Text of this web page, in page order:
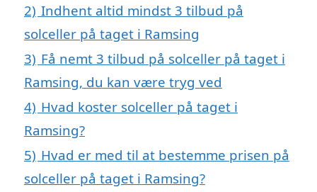
2) Indhent altid mindst 3 tilbud på
solceller på taget i Ramsing
3) Få nemt 3 tilbud på solceller på taget i
Ramsing, du kan være tryg ved
4) Hvad koster solceller på taget i
Ramsing?
5) Hvad er med til at bestemme prisen på
solceller på taget i Ramsing?